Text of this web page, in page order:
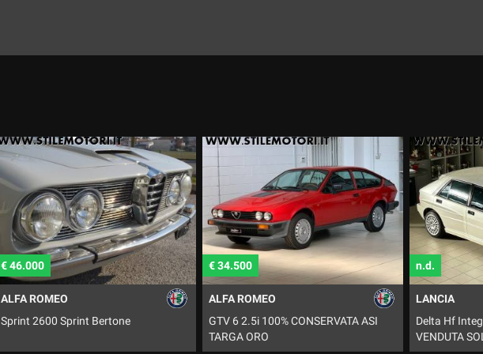
€ 34.500
ALFA ROMEO
GTV 6 2.5i 100% CONSERVATA ASI
n.d.
LANCIA
Delta Hf Integrale "Bianco Perla"
VENDUTA SOLD VERKAUFT
n.d.
BMW
M3